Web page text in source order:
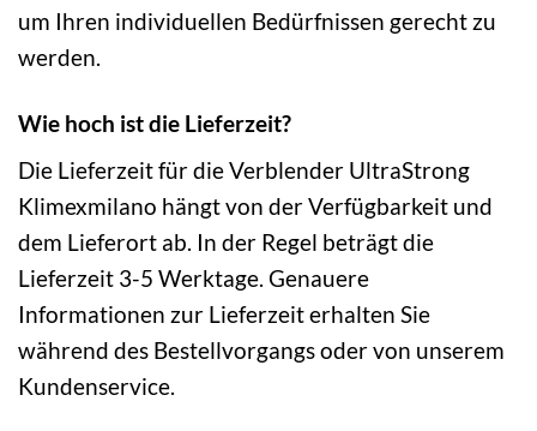
um Ihren individuellen Bedürfnissen gerecht zu
werden.
Wie hoch ist die Lieferzeit?
Die Lieferzeit für die Verblender UltraStrong
Klimexmilano hängt von der Verfügbarkeit und
dem Lieferort ab. In der Regel beträgt die
Lieferzeit 3-5 Werktage. Genauere
Informationen zur Lieferzeit erhalten Sie
während des Bestellvorgangs oder von unserem
Kundenservice.